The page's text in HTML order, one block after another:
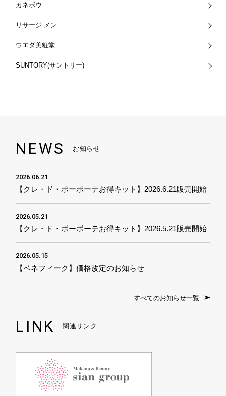
カネボウ
リサージ メン
ウエダ美粧堂
SUNTORY(サントリー)
NEWS お知らせ
2026.06.21
【クレ・ド・ポーボーテお得キット】2026.6.21販売開始
2026.05.21
【クレ・ド・ポーボーテお得キット】2026.5.21販売開始
2026.05.15
【ベネフィーク】価格改定のお知らせ
すべてのお知らせ一覧
LINK 関連リンク